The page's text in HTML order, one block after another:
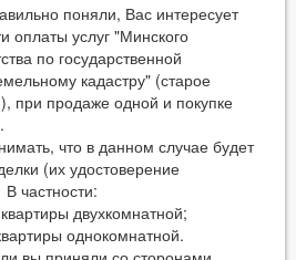
поняли, Вас интересует
оплаты услуг "Минского
по государственной
кадастру" (старое
при продаже одной и покупке
что в данном случае будет
(их удостоверение
частности:
двухкомнатной;
однокомнатной.